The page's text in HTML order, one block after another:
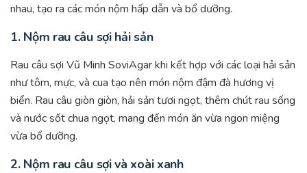
nhau, tạo ra các món nộm hấp dẫn và bổ dưỡng.
1. Nộm rau câu sợi hải sản
Rau câu sợi Vũ Minh SoviAgar khi kết hợp với các loại hải sản
như tôm, mực, và cua tạo nên món nộm đậm đà hương vị
biển. Rau câu giòn giòn, hải sản tươi ngọt, thêm chút rau sống
và nước sốt chua ngọt, mang đến món ăn vừa ngon miệng
vừa bổ dưỡng.
2. Nộm rau câu sợi và xoài xanh